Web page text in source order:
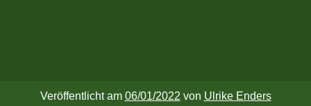
Veröffentlicht am 06/01/2022 von Ulrike Enders